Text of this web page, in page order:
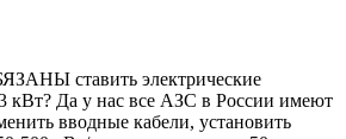
ставить электрические
кВт? Да у нас все АЗС в России имеют
вводные кабели, установить